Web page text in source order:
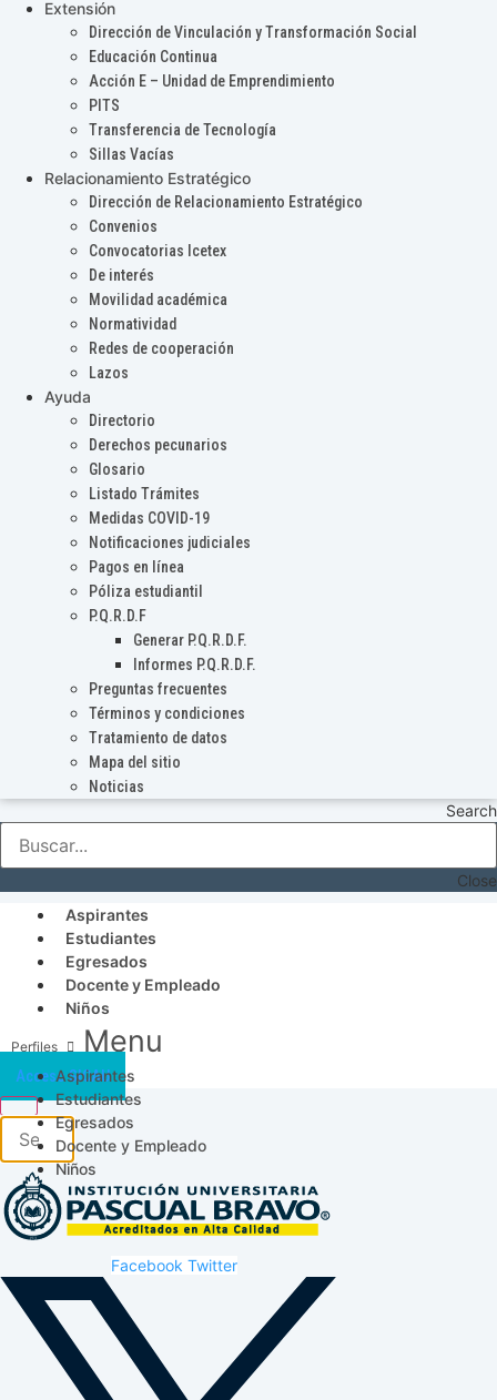
Extensión
Dirección de Vinculación y Transformación Social
Educación Continua
Acción E – Unidad de Emprendimiento
PITS
Transferencia de Tecnología
Sillas Vacías
Relacionamiento Estratégico
Dirección de Relacionamiento Estratégico
Convenios
Convocatorias Icetex
De interés
Movilidad académica
Normatividad
Redes de cooperación
Lazos
Ayuda
Directorio
Derechos pecunarios
Glosario
Listado Trámites
Medidas COVID-19
Notificaciones judiciales
Pagos en línea
Póliza estudiantil
P.Q.R.D.F
Generar P.Q.R.D.F.
Informes P.Q.R.D.F.
Preguntas frecuentes
Términos y condiciones
Tratamiento de datos
Mapa del sitio
Noticias
Search
Close
Aspirantes
Estudiantes
Egresados
Docente y Empleado
Niños
Menu
Aspirantes
Estudiantes
Egresados
Docente y Empleado
Niños
Acceso SICAU
Facebook Twitter